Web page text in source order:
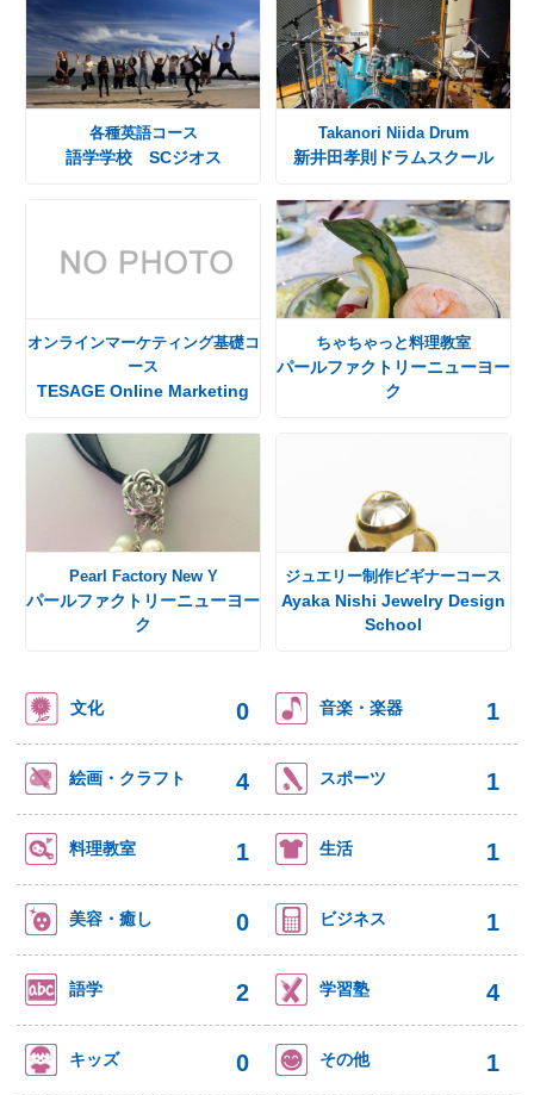
各種英語コース
語学学校 SCジオス
Takanori Niida Drum
新井田孝則ドラムスクール
オンラインマーケティング基礎コ
ース
TESAGE Online Marketing
ちゃちゃっと料理教室
パールファクトリーニューヨー
ク
Pearl Factory New Y
パールファクトリーニューヨー
ク
ジュエリー制作ビギナーコース
Ayaka Nishi Jewelry Design
School
文化 0 音楽・楽器 1
絵画・クラフト 4 スポーツ 1
料理教室 1 生活 1
美容・癒し 0 ビジネス 1
語学 2 学習塾 4
キッズ 0 その他 1